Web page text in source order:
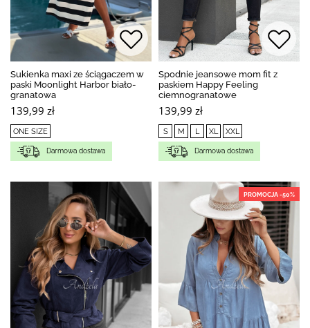
Sukienka maxi ze ściągaczem w
paski Moonlight Harbor biało-
granatowa
139,99 zł
ONE SIZE
Darmowa dostawa
Spodnie jeansowe mom fit z
paskiem Happy Feeling
ciemnogranatowe
139,99 zł
S M L XL XXL
Darmowa dostawa
PROMOCJA -50%